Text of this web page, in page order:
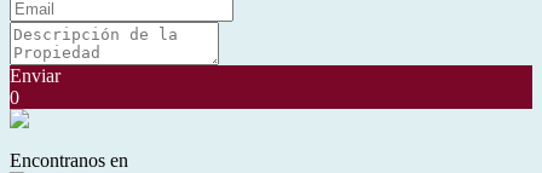
Enviar
0
Encontranos en